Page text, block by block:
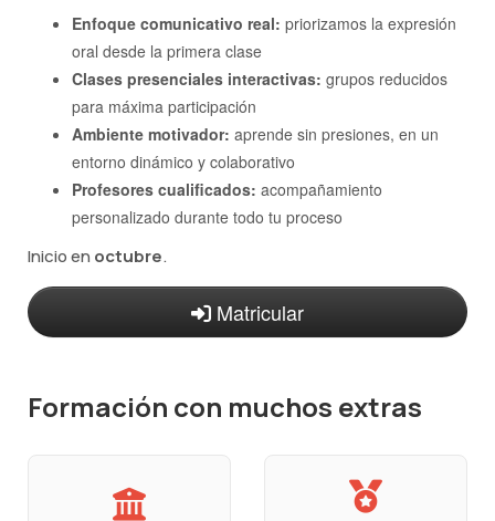
Enfoque comunicativo real: priorizamos la expresión
oral desde la primera clase
Clases presenciales interactivas: grupos reducidos
para máxima participación
Ambiente motivador: aprende sin presiones, en un
entorno dinámico y colaborativo
Profesores cualificados: acompañamiento
personalizado durante todo tu proceso
Inicio en octubre.
Matricular
Formación con muchos extras